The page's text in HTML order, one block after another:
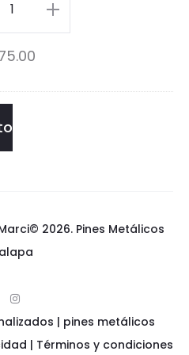
i
l
d
I
2026.Pines Metálicos
s
a
i
e
| pines metálicos
| Términos y condiciones